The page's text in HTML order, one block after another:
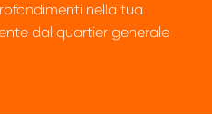
nella tua
dal quartier generale